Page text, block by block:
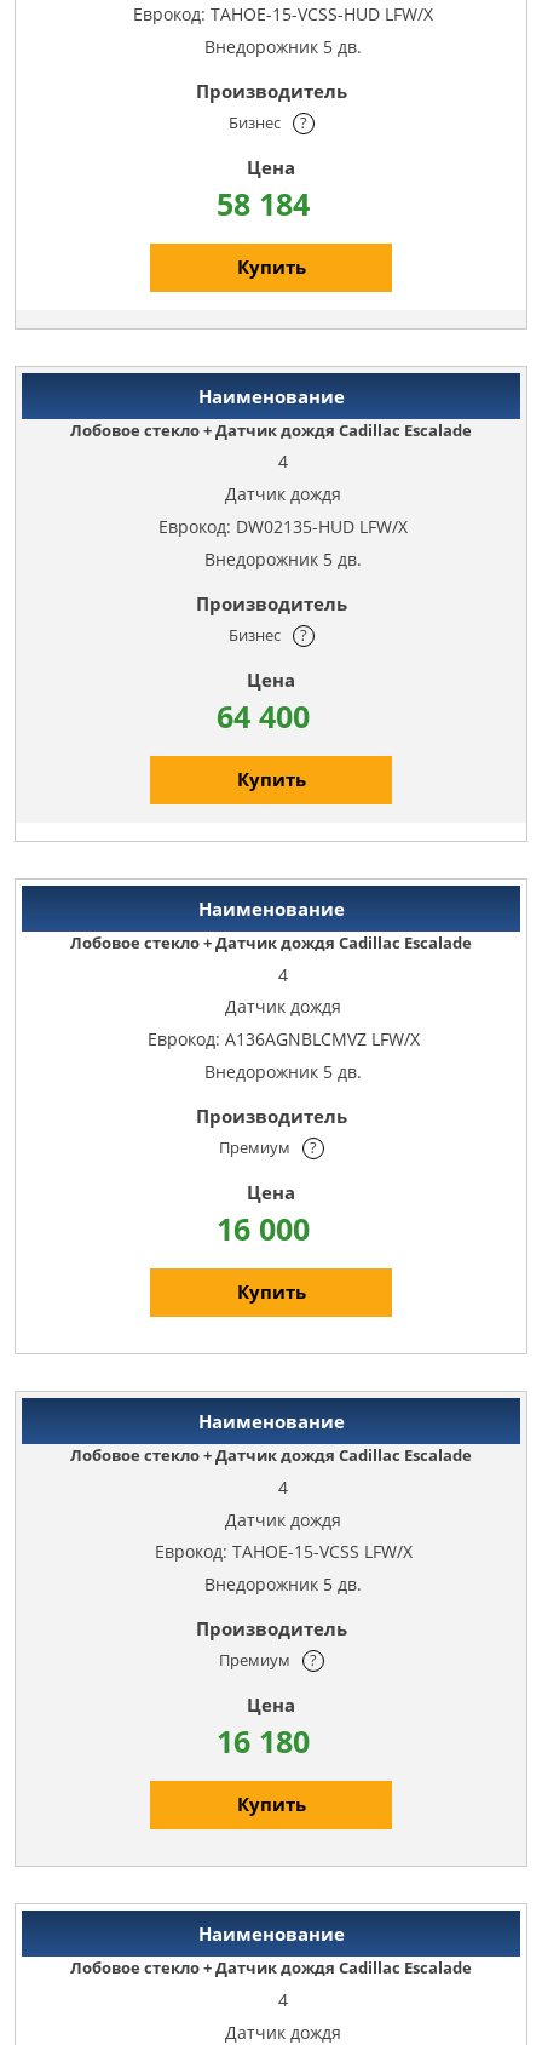
Еврокод: TAHOE-15-VCSS-HUD LFW/X
Внедорожник 5 дв.
Бизнес ?
58 184
Купить
Лобовое стекло + Датчик дождя Cadillac Escalade
4
Датчик дождя
Еврокод: DW02135-HUD LFW/X
Внедорожник 5 дв.
Бизнес ?
64 400
Купить
Лобовое стекло + Датчик дождя Cadillac Escalade
4
Датчик дождя
Еврокод: A136AGNBLCMVZ LFW/X
Внедорожник 5 дв.
Премиум ?
16 000
Купить
Лобовое стекло + Датчик дождя Cadillac Escalade
4
Датчик дождя
Еврокод: TAHOE-15-VCSS LFW/X
Внедорожник 5 дв.
Премиум ?
16 180
Купить
Лобовое стекло + Датчик дождя Cadillac Escalade
4
Датчик дождя